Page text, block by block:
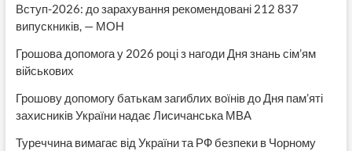
Вступ-2026: до зарахування рекомендовані 212 837
випускників, — МОН
Грошова допомога у 2026 році з нагоди Дня знань сім’ям
військових
Грошову допомогу батькам загиблих воїнів до Дня пам’яті
захисників України надає Лисичанська МВА
Туреччина вимагає від України та РФ безпеки в Чорному